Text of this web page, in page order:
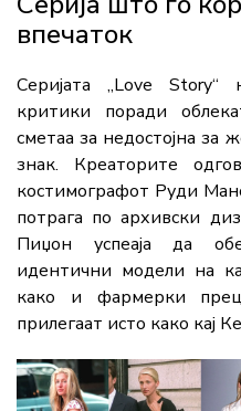
впечаток
Серијата „Love Story“
критики поради
сметаа за недостојна за
знак. Креаторите
костимографот Руди
потрага по архивски
Пиџон успеаја да
идентични модели на
како и фармерки
прилегаат исто како кај